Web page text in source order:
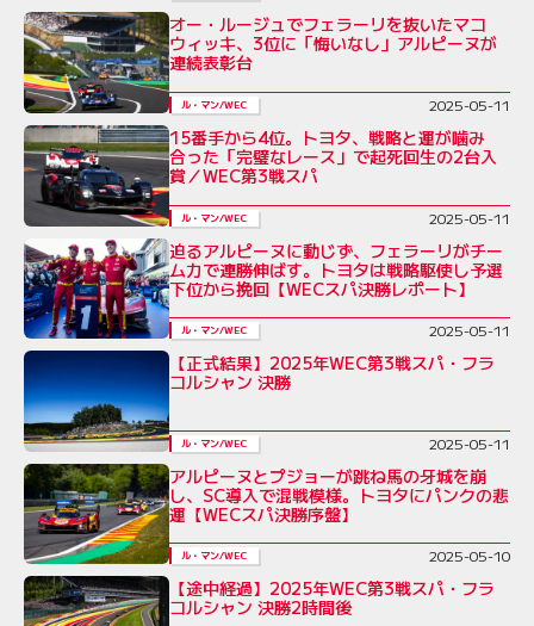
オー・ルージュでフェラーリを抜いたマコ
ウィッキ、3位に「悔いなし」アルピーヌが
連続表彰台
ル・マン/WEC 2025-05-11
15番手から4位。トヨタ、戦略と運が噛み
合った「完璧なレース」で起死回生の2台入
賞／WEC第3戦スパ
ル・マン/WEC 2025-05-11
迫るアルピーヌに動じず、フェラーリがチー
ム力で連勝伸ばす。トヨタは戦略駆使し予選
下位から挽回【WECスパ決勝レポート】
ル・マン/WEC 2025-05-11
【正式結果】2025年WEC第3戦スパ・フラ
コルシャン 決勝
ル・マン/WEC 2025-05-11
アルピーヌとプジョーが跳ね馬の牙城を崩
し、SC導入で混戦模様。トヨタにパンクの悲
運【WECスパ決勝序盤】
ル・マン/WEC 2025-05-10
【途中経過】2025年WEC第3戦スパ・フラ
コルシャン 決勝2時間後